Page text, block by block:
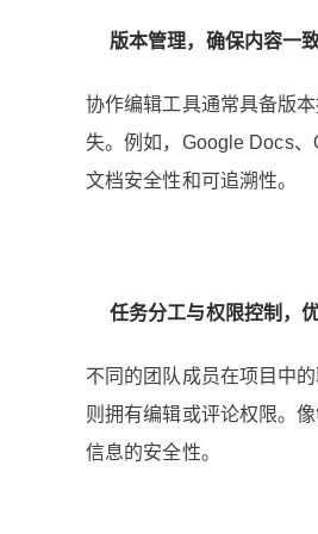
版本管理，确保内容一
协作编辑工具通常具备版
失。例如，Google Docs
文档安全性和可追溯性。
任务分工与权限控制，
不同的团队成员在项目中
则拥有编辑或评论权限。
信息的安全性。